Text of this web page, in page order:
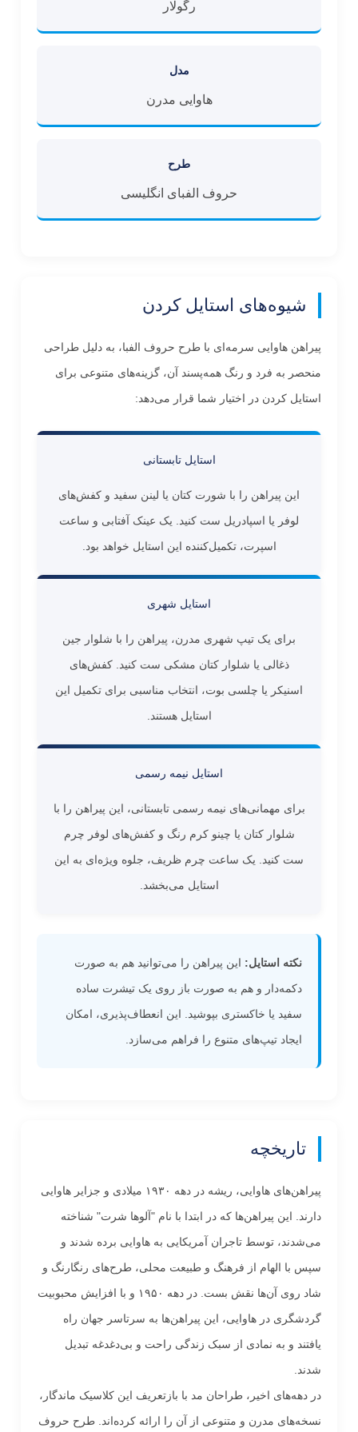
رگولار
مدل
هاوایی مدرن
طرح
حروف الفبای انگلیسی
شیوه‌های استایل کردن
پیراهن هاوایی سرمه‌ای با طرح حروف الفبا، به دلیل طراحی
منحصر به فرد و رنگ همه‌پسند آن، گزینه‌های متنوعی برای
استایل کردن در اختیار شما قرار می‌دهد:
استایل تابستانی
این پیراهن را با شورت کتان یا لینن سفید و کفش‌های
لوفر یا اسپادریل ست کنید. یک عینک آفتابی و ساعت
اسپرت، تکمیل‌کننده این استایل خواهد بود.
استایل شهری
برای یک تیپ شهری مدرن، پیراهن را با شلوار جین
ذغالی یا شلوار کتان مشکی ست کنید. کفش‌های
اسنیکر یا چلسی بوت، انتخاب مناسبی برای تکمیل این
استایل هستند.
استایل نیمه رسمی
برای مهمانی‌های نیمه رسمی تابستانی، این پیراهن را با
شلوار کتان یا چینو کرم رنگ و کفش‌های لوفر چرم
ست کنید. یک ساعت چرم ظریف، جلوه ویژه‌ای به این
استایل می‌بخشد.
نکته استایل: این پیراهن را می‌توانید هم به صورت
دکمه‌دار و هم به صورت باز روی یک تیشرت ساده
سفید یا خاکستری بپوشید. این انعطاف‌پذیری، امکان
ایجاد تیپ‌های متنوع را فراهم می‌سازد.
تاریخچه
پیراهن‌های هاوایی، ریشه در دهه ۱۹۳۰ میلادی و جزایر هاوایی
دارند. این پیراهن‌ها که در ابتدا با نام "آلوها شرت" شناخته
می‌شدند، توسط تاجران آمریکایی به هاوایی برده شدند و
سپس با الهام از فرهنگ و طبیعت محلی، طرح‌های رنگارنگ و
شاد روی آن‌ها نقش بست. در دهه ۱۹۵۰ و با افزایش محبوبیت
گردشگری در هاوایی، این پیراهن‌ها به سرتاسر جهان راه
یافتند و به نمادی از سبک زندگی راحت و بی‌دغدغه تبدیل
شدند.
در دهه‌های اخیر، طراحان مد با بازتعریف این کلاسیک ماندگار،
نسخه‌های مدرن و متنوعی از آن را ارائه کرده‌اند. طرح حروف